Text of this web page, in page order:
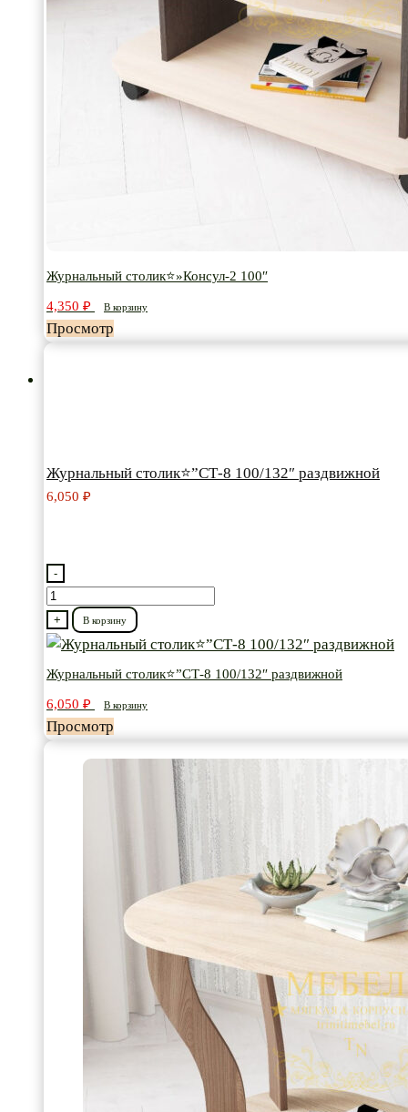
Журнальный столик⭐»Консул-2 100″
4,350 ₽ В корзину
Просмотр
Журнальный столик⭐”СТ-8 100/132″ раздвижной
6,050 ₽
-
Количество
товара
Журнальный
100/132″
раздвижной
+ В корзину
Журнальный столик⭐”СТ-8 100/132″ раздвижной
6,050 ₽ В корзину
Просмотр